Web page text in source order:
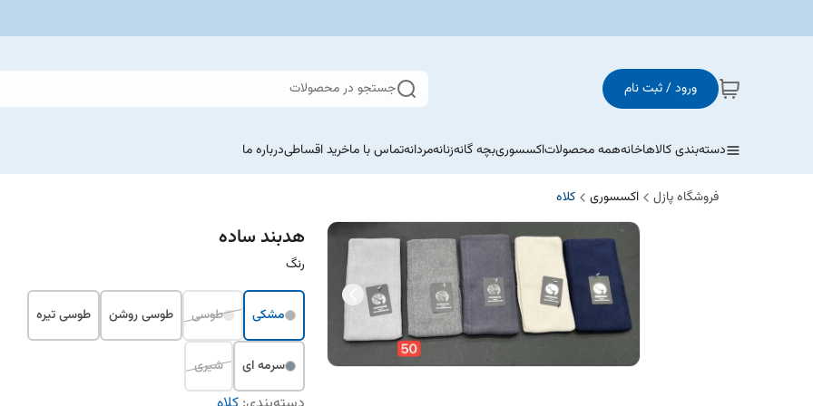
ورود / ثبت نام جستجو در محصولات
دسته‌بندی کالاهاخانههمه محصولاتاکسسوریبچه گانهزنانهمردانهتماس با ماخرید اقساطیدرباره ما
فروشگاه پازل اکسسوری کلاه
هدبند ساده
رنگ
مشکی طوسی طوسی روشن طوسی تیره
سرمه ای شیری